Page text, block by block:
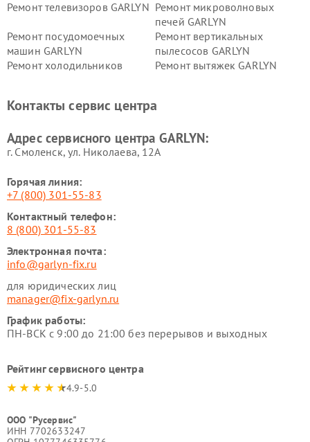
Ремонт телевизоров GARLYN Ремонт микроволновых
печей GARLYN
Ремонт посудомоечных
машин GARLYN
Ремонт вертикальных
пылесосов GARLYN
Ремонт холодильников
Ремонт вытяжек GARLYN
стеклоочистителей GARLYN
GARLYN
GARLYN
Контакты сервис центра
Адрес сервисного центра GARLYN:
г. Смоленск, ул. Николаева, 12А
Горячая линия:
+7 (800) 301-55-83
Контактный телефон:
8 (800) 301-55-83
Электронная почта:
info@garlyn-fix.ru
для юридических лиц
manager@fix-garlyn.ru
График работы:
ПН-ВСК с 9:00 до 21:00 без перерывов и выходных
Рейтинг сервисного центра
4.9-5.0
ООО "Русервис"
ИНН 7702633247